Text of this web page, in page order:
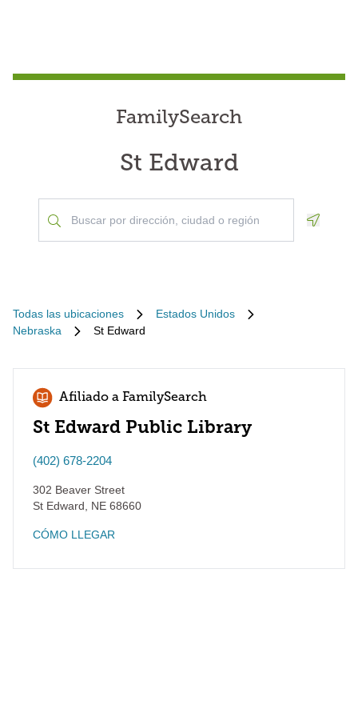
FamilySearch
St Edward
Todas las ubicaciones
Estados Unidos
Nebraska
St Edward
Afiliado a FamilySearch
St Edward Public Library
(402) 678-2204
302 Beaver Street
St Edward
NE 68660
CÓMO LLEGAR